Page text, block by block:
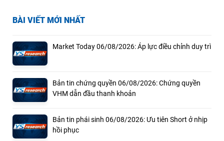
BÀI VIẾT MỚI NHẤT
Market Today 06/08/2026: Áp lực điều chỉnh duy trì
Bản tin chứng quyền 06/08/2026: Chứng quyền
VHM dẫn đầu thanh khoản
Bản tin phái sinh 06/08/2026: Ưu tiên Short ở nhịp
hồi phục